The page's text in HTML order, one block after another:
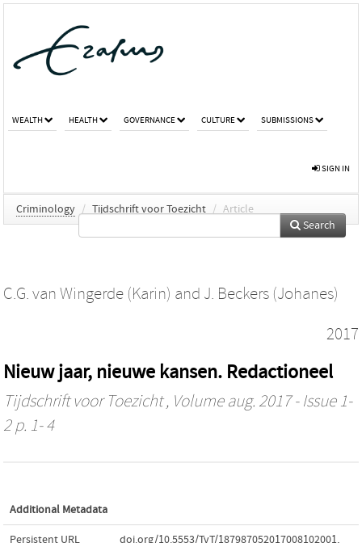
WEALTH HEALTH GOVERNANCE CULTURE SUBMISSIONS
SIGN IN
Criminology / Tijdschrift voor Toezicht / Article
Search
C.G. van Wingerde (Karin) and J. Beckers (Johanes)
2017
Nieuw jaar, nieuwe kansen. Redactioneel
Tijdschrift voor Toezicht, Volume aug. 2017 - Issue 1-
2 p. 1- 4
Additional Metadata
Persistent URL doi.org/10.5553/TvT/187987052017008102001,